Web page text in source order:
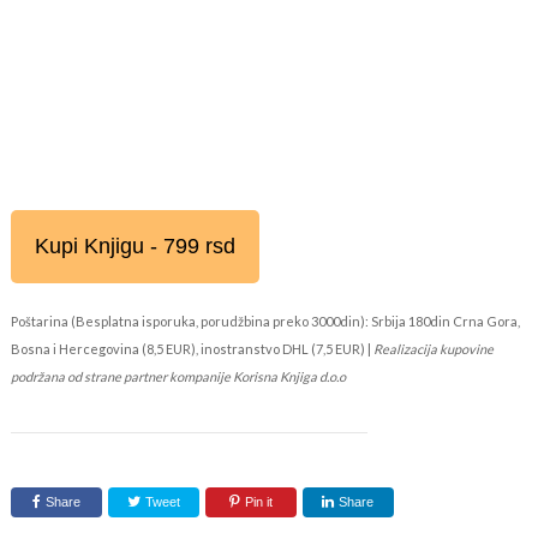
Kupi Knjigu - 799 rsd
Poštarina (Besplatna isporuka, porudžbina preko 3000din): Srbija 180din Crna Gora,
Bosna i Hercegovina (8,5 EUR), inostranstvo DHL (7,5 EUR) | Realizacija kupovine
podržana od strane partner kompanije Korisna Knjiga d.o.o
Share Tweet Pin it Share